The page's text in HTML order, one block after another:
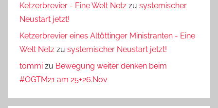
Ketzerbrevier - Eine Welt Netz zu systemischer
Neustart jetzt!
Ketzerbrevier eines Altöttinger Ministranten - Eine
Welt Netz zu systemischer Neustart jetzt!
tommi zu Bewegung weiter denken beim
#OGTM21 am 25+26.Nov